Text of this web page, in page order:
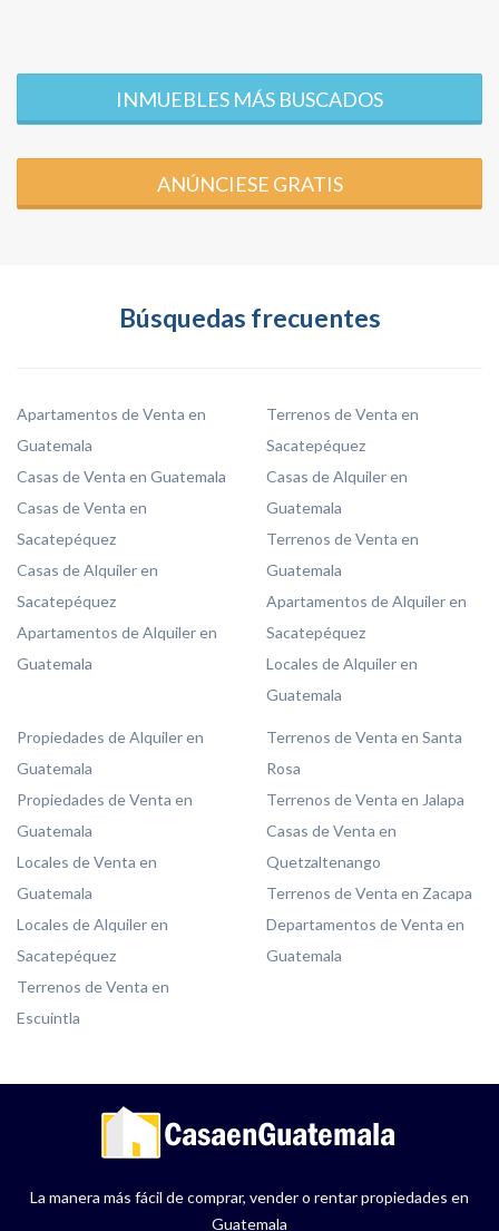
INMUEBLES MÁS BUSCADOS
ANÚNCIESE GRATIS
Búsquedas frecuentes
Apartamentos de Venta en
Guatemala
Casas de Venta en Guatemala
Casas de Venta en
Sacatepéquez
Casas de Alquiler en
Sacatepéquez
Apartamentos de Alquiler en
Guatemala
Terrenos de Venta en
Sacatepéquez
Casas de Alquiler en
Guatemala
Terrenos de Venta en
Guatemala
Apartamentos de Alquiler en
Sacatepéquez
Locales de Alquiler en
Guatemala
Propiedades de Alquiler en
Guatemala
Propiedades de Venta en
Guatemala
Locales de Venta en
Guatemala
Locales de Alquiler en
Sacatepéquez
Terrenos de Venta en
Escuintla
Terrenos de Venta en Santa
Rosa
Terrenos de Venta en Jalapa
Casas de Venta en
Quetzaltenango
Terrenos de Venta en Zacapa
Departamentos de Venta en
Guatemala
La manera más fácil de comprar, vender o rentar propiedades en
Guatemala